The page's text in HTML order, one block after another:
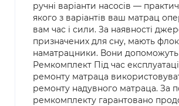
ручні варіанти насосів —
якого з варіантів ваш матрац
вам час і сили. За наявності
призначених для сну, мають
наматрацники. Вони допоможуть
Ремкомплект Під час
ремонту матраца
ремонту надувного матраца. За
ремкомплекту гарантовано